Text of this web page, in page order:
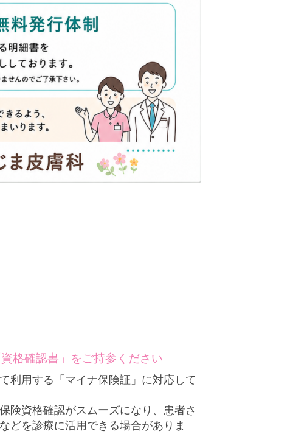
格確認書」をご持参ください
利用する「マイナ保険証」に対応して
険資格確認がスムーズになり、患者さ
どを診療に活用できる場合がありま